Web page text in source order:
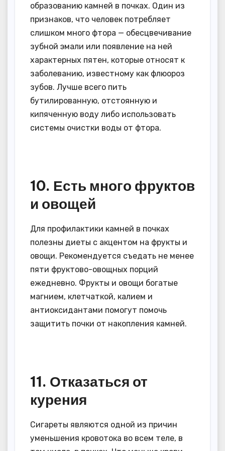
образованию камней в почках. Один из
признаков, что человек потребляет
слишком много фтора — обесцвечивание
зубной эмали или появление на ней
характерных пятен, которые относят к
заболеванию, известному как флюороз
зубов. Лучше всего пить
бутилированную, отстоянную и
кипяченную воду либо использовать
системы очистки воды от фтора.
10. Есть много фруктов
и овощей
Для профилактики камней в почках
полезны диеты с акцентом на фрукты и
овощи. Рекомендуется съедать не менее
пяти фруктово-овощных порций
ежедневно. Фрукты и овощи богатые
магнием, клетчаткой, калием и
антиоксидантами помогут помочь
защитить почки от накопления камней.
11. Отказаться от
курения
Сигареты являются одной из причин
уменьшения кровотока во всем теле, в